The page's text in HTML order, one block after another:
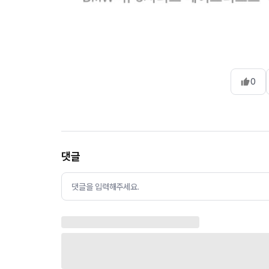
0
댓글
댓글을 입력해주세요.